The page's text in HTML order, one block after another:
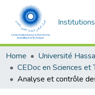
Institutions
Home